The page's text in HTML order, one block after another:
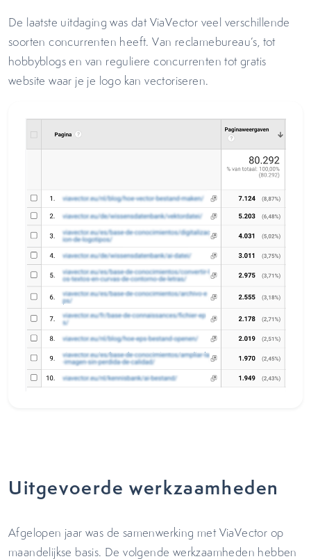
De laatste uitdaging was dat ViaVector veel verschillende
soorten concurrenten heeft. Van reclamebureau’s, tot
hobbyblogs en van reguliere concurrenten tot gratis
website waar je je logo kan vectoriseren.
Uitgevoerde werkzaamheden
Afgelopen jaar was de samenwerking met ViaVector op
maandelijkse basis. De volgende werkzaamheden hebben